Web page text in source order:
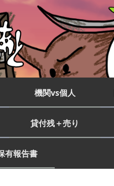
機関vs個人
貸付残＋売り
有報告書